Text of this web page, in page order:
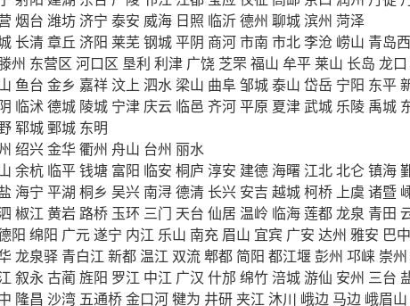
烟台 潍坊济宁 泰安 威海 日照 临沂德州 聊城滨州 菏泽
长清章丘 济阳 莱芜钢城平阴 商河市南 市北李沧 崂山 青岛
州 东营区 河口区 垦利 利津 广饶 芝罘福山 牟平 莱山 长岛 龙口
鱼台 金乡 嘉祥 汶上 泗水 梁山 曲阜邹城泰山 岱岳 宁阳 东平
临沭德城 陵城 宁津 庆云 临邑 齐河平原 夏津武城 乐陵 禹城
郓城 鄄城 东明
绍兴金华衢州 舟山 台州 丽水
余杭 临平钱塘 富阳 临安 桐庐 淳安 建德 海曙 江北北仑镇海
海宁 平湖 桐乡 吴兴 南浔德清 长兴 安吉 越城柯桥 上虞 诸暨
椒江 黄岩 路桥 玉环 三门 天台 仙居 温岭 临海莲都龙泉 青田
阳 绵阳 广元遂宁 内江 乐山 南充 眉山 宜宾 广安 达州 雅安 巴中
龙泉驿 青白江 新都 温江 双流郫都 简阳 都江堰彭州 邛崃 崇州
叙永古蔺旌阳 罗江 中江 广汉 什邡 绵竹 涪城游仙 安州 三台
隆昌 沙湾 五通桥金口河犍为 井研 夹江 沐川 峨边 马边 峨眉山